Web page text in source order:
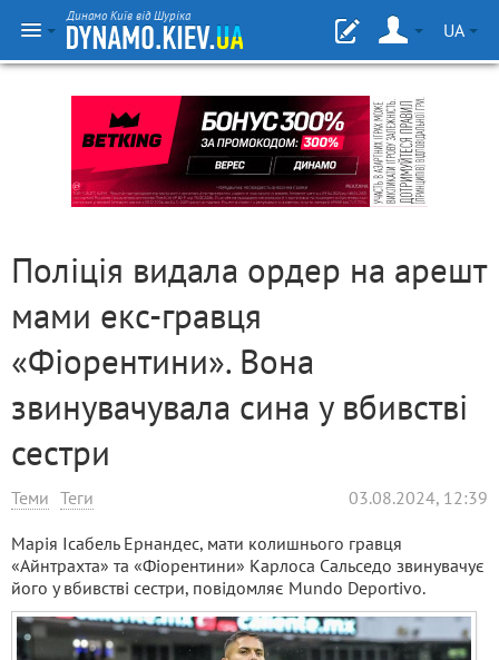
Динамо Київ від Шуріка
UA
Поліція видала ордер на арешт
мами екс-гравця
«Фіорентини». Вона
звинувачувала сина у вбивстві
сестри
Теми Теги 03.08.2024, 12:39
Марія Ісабель Ернандес, мати колишнього гравця
«Айнтрахта» та «Фіорентини» Карлоса Сальседо звинувачує
його у вбивстві сестри, повідомляє Mundo Deportivo.